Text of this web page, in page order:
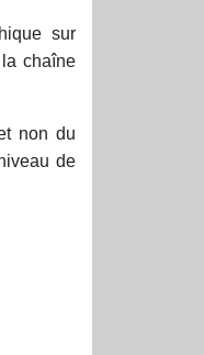
sur
la chaîne
non du
de